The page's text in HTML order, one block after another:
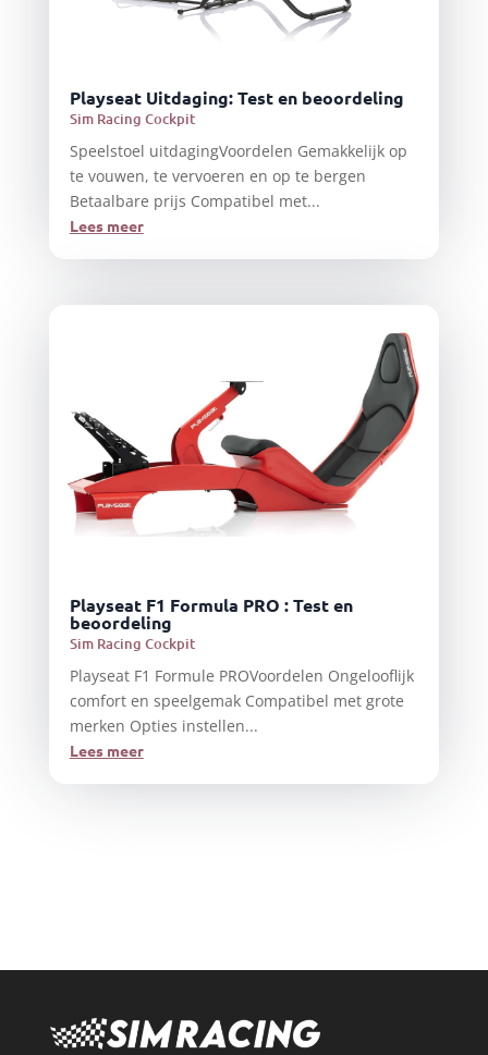
Playseat Uitdaging: Test en beoordeling
Sim Racing Cockpit
Speelstoel uitdagingVoordelen Gemakkelijk op
te vouwen, te vervoeren en op te bergen
Betaalbare prijs Compatibel met...
Lees meer
Playseat F1 Formula PRO : Test en
beoordeling
Sim Racing Cockpit
Playseat F1 Formule PROVoordelen Ongelooflijk
comfort en speelgemak Compatibel met grote
merken Opties instellen...
Lees meer